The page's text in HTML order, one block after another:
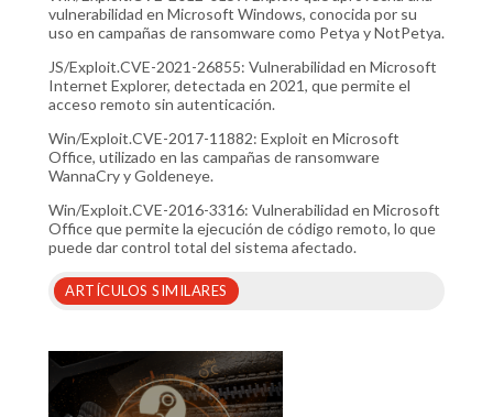
vulnerabilidad en Microsoft Windows, conocida por su
uso en campañas de ransomware como Petya y NotPetya.
JS/Exploit.CVE-2021-26855: Vulnerabilidad en Microsoft
Internet Explorer, detectada en 2021, que permite el
acceso remoto sin autenticación.
Win/Exploit.CVE-2017-11882: Exploit en Microsoft
Office, utilizado en las campañas de ransomware
WannaCry y Goldeneye.
Win/Exploit.CVE-2016-3316: Vulnerabilidad en Microsoft
Office que permite la ejecución de código remoto, lo que
puede dar control total del sistema afectado.
ARTÍCULOS SIMILARES